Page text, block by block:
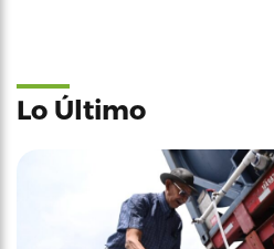
Lo Último